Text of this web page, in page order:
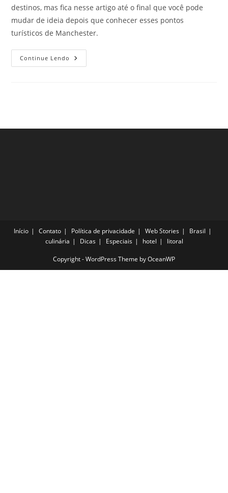
destinos, mas fica nesse artigo até o final que você pode
mudar de ideia depois que conhecer esses pontos
turísticos de Manchester.
Continue Lendo Pontos
Turísticos
Ao
Início Contato Política de privacidade Web Stories
Brasil
culinária
Dicas Especiais hotel litoral
Copyright - WordPress Theme by OceanWP